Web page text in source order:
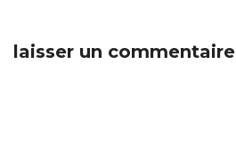
laisser un commentaire